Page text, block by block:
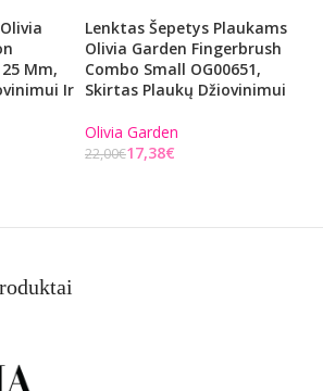
Mm,
Ir
Lenktas Šepetys Plaukams
Olivia Garden Fingerbrush
Combo Small OG00651,
Skirtas Plaukų Džiovinimui
Olivia Garden
22,00€17,38€